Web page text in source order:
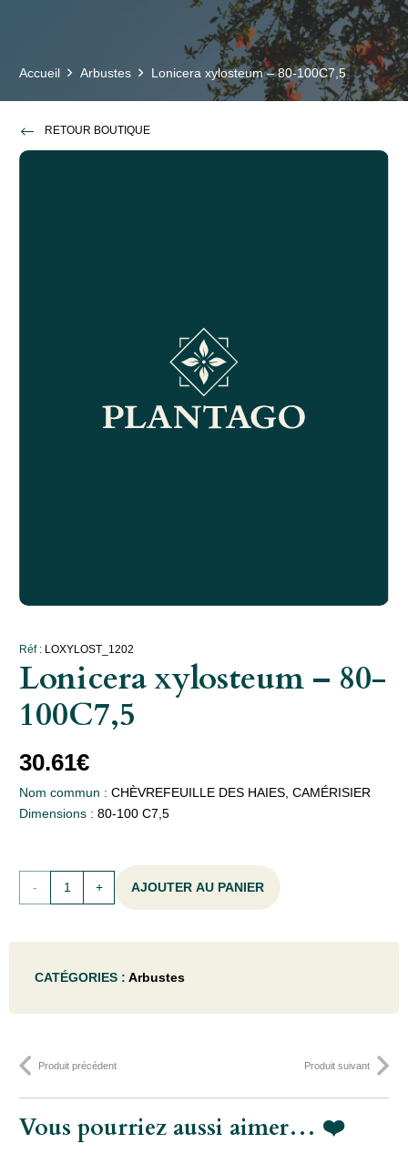
Accueil Arbustes Lonicera xylosteum – 80-100C7,5
RETOUR BOUTIQUE
Réf : LOXYLOST_1202
Lonicera xylosteum – 80-
100C7,5
30.61€
Nom commun : CHÈVREFEUILLE DES HAIES, CAMÉRISIER
Dimensions : 80-100 C7,5
quantité
xylosteum
- 80-
AJOUTER AU PANIER
CATÉGORIES : Arbustes
Produit précédent Produit suivant
Vous pourriez aussi aimer… ❤️